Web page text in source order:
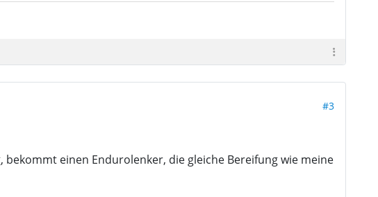
#3
bekommt einen Endurolenker, die gleiche Bereifung wie meine